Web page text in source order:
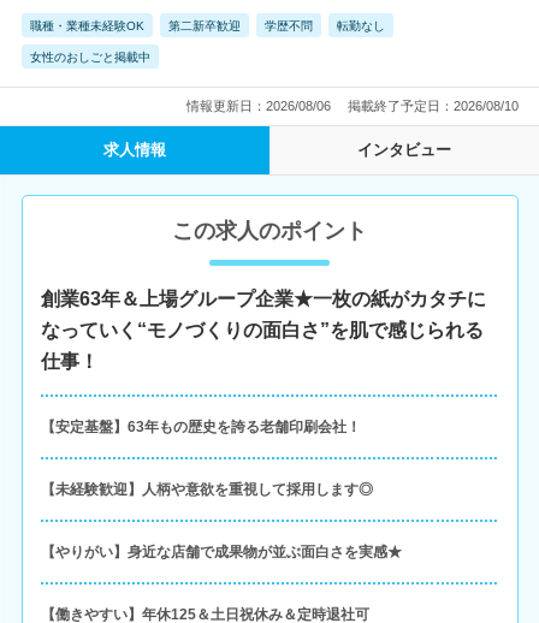
職種・業種未経験OK 第二新卒歓迎 学歴不問 転勤なし
女性のおしごと掲載中
情報更新日：2026/08/06 掲載終了予定日：2026/08/10
求人情報 インタビュー
この求人のポイント
創業63年＆上場グループ企業★一枚の紙がカタチに
なっていく“モノづくりの面白さ”を肌で感じられる
仕事！
【安定基盤】63年もの歴史を誇る老舗印刷会社！
【未経験歓迎】人柄や意欲を重視して採用します◎
【やりがい】身近な店舗で成果物が並ぶ面白さを実感★
【働きやすい】年休125＆土日祝休み＆定時退社可